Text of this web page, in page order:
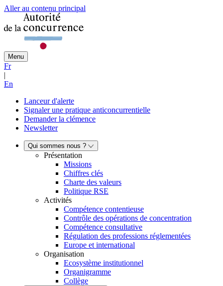
Aller au contenu principal
Menu
Fr
|
En
Lanceur d'alerte
Signaler une pratique anticoncurrentielle
Demander la clémence
Newsletter
Qui sommes nous ?
Présentation
Missions
Chiffres clés
Charte des valeurs
Politique RSE
Activités
Compétence contentieuse
Contrôle des opérations de concentration
Compétence consultative
Régulation des professions réglementées
Europe et international
Organisation
Ecosystème institutionnel
Organigramme
Collège